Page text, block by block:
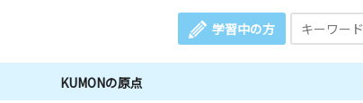
学習中の方
KUMONの原点